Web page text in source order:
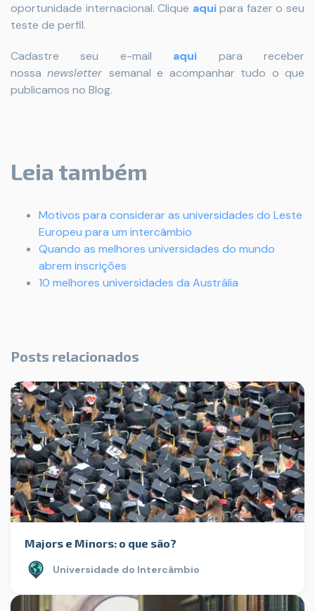
oportunidade internacional. Clique aquipara fazer o seu
teste de perfil.
Cadastre seu e-mail aqui para receber
nossanewsletter semanal e acompanhar tudo o que
publicamos no Blog.
Leia também
Motivos para considerar as universidades do Leste
Europeu para um intercâmbio
Quando as melhores universidades do mundo
abrem inscrições
10 melhores universidades da Austrália
Posts relacionados
Majors e Minors: o que são?
Universidade do Intercâmbio